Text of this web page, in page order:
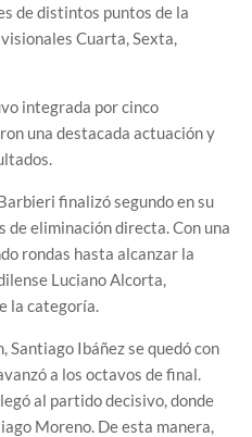
de distintos puntos de la
Cuarta, Sexta,
integrada por cinco
una destacada actuación y
finalizó segundo en su
de eliminación directa. Con una
rondas hasta alcanzar la
Luciano Alcorta,
la categoría.
Santiago Ibáñez se quedó con
a los octavos de final.
al partido decisivo, donde
Moreno. De esta manera,